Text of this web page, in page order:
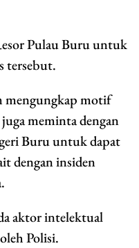
Pulau Buru untuk
tersebut.
mengungkap motif
meminta dengan
Buru untuk dapat
dengan insiden
aktor intelektual
Polisi.